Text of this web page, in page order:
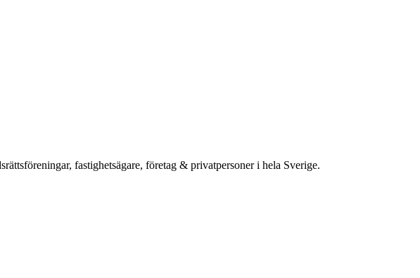
fastighetsägare, företag & privatpersoner i hela Sverige.